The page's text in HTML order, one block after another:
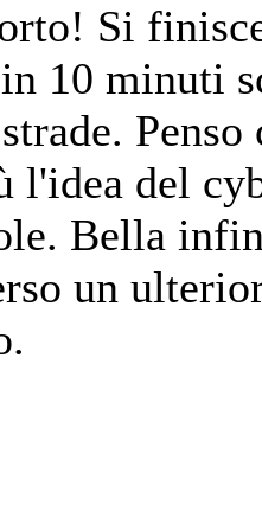
Si
in 10 minuti
l'idea del
Bella
un